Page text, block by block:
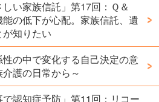
い家族信託」第17回：Ｑ＆
の低下が心配。家族信託、遺
知りたい
の中で変化する自己決定の意
護の日常から～
認知症予防」第11回：リコー